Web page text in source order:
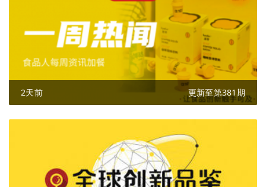
2天前 更新至第381期